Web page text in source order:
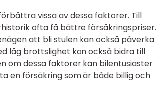
vissa av dessa faktorer. Till
ofta få bättre försäkringspriser.
att bli stulen kan också påverka
låg brottslighet kan också bidra till
om dessa faktorer kan bilentusiaster
en försäkring som är både billig och